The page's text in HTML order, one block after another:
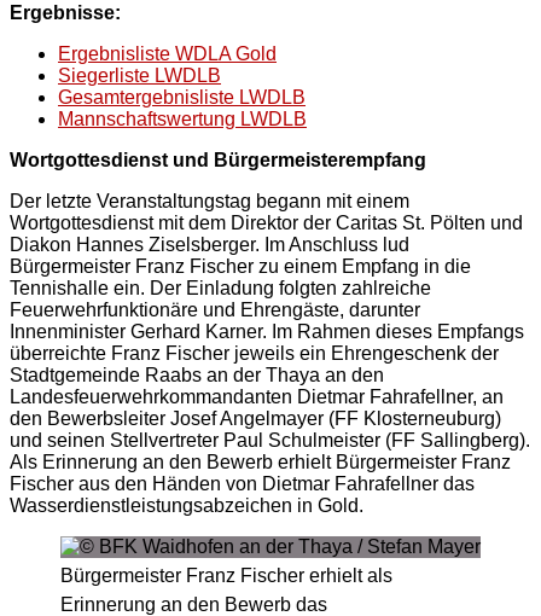
Ergebnisse:
Ergebnisliste WDLA Gold
Siegerliste LWDLB
Gesamtergebnisliste LWDLB
Mannschaftswertung LWDLB
Wortgottesdienst und Bürgermeisterempfang
Der letzte Veranstaltungstag begann mit einem
Wortgottesdienst mit dem Direktor der Caritas St. Pölten und
Diakon Hannes Ziselsberger. Im Anschluss lud
Bürgermeister Franz Fischer zu einem Empfang in die
Tennishalle ein. Der Einladung folgten zahlreiche
Feuerwehrfunktionäre und Ehrengäste, darunter
Innenminister Gerhard Karner. Im Rahmen dieses Empfangs
überreichte Franz Fischer jeweils ein Ehrengeschenk der
Stadtgemeinde Raabs an der Thaya an den
Landesfeuerwehrkommandanten Dietmar Fahrafellner, an
den Bewerbsleiter Josef Angelmayer (FF Klosterneuburg)
und seinen Stellvertreter Paul Schulmeister (FF Sallingberg).
Als Erinnerung an den Bewerb erhielt Bürgermeister Franz
Fischer aus den Händen von Dietmar Fahrafellner das
Wasserdienstleistungsabzeichen in Gold.
Bürgermeister Franz Fischer erhielt als
Erinnerung an den Bewerb das